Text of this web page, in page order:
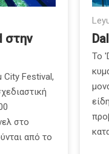
στην
City Festival,
στο
από το
Το